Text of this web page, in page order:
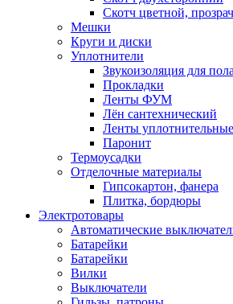
Скотч цветной,
Мешки
Круги и диски
Уплотнители
Звукоизоляция для пола
Прокладки
Ленты ФУМ
Лён сантехнический
Ленты уплотнительные
Паронит
Термоусадки
Отделочные материалы
Гипсокартон, фанера
Плитка, бордюры
Электротовары
Автоматические
Батарейки
Батарейки
Вилки
Выключатели